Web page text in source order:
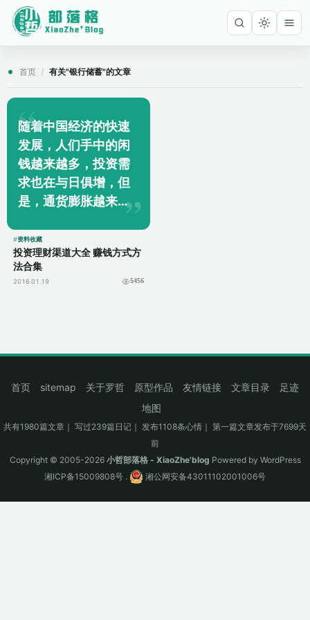
首页 / 有关"银行储蓄"的文章
随着中国经济的快速
发展，人们手中的闲
钱越来越多，投资需
求也在与日俱增，但
是，通货膨胀越来越
行里的钱在不断贬
值，这迫使投资人不
得不去选择其它的理
资料收藏
投资理财渠道大全 赚钱方式方
法合集
2016.01.19 5456
首页 sitemap 关于罗哲 原型作品 友情链接 文章目录
足迹
地图
共有1980篇文章｜ 写过239篇日记｜ 发布1108条心情｜ 第一篇文章发布于7699天
前
Copyright © 2005-2026 小哲部落格 - XiaoZhe'blog Powered by WordPress
湘ICP备15009808号 . 湘公网安备43011102001006号